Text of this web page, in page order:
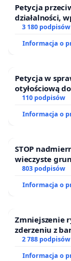
Petycja
działalności,
finansowej
3 180 podpisów
Informacja o
Petycja w
otyłościową
oraz
110 podpisów
Informacja o
STOP
wieczyste
ogrody
803 podpisów
Informacja o
Zmniejszenie
zderzeniu z
2 788 podpisów
Informacja o